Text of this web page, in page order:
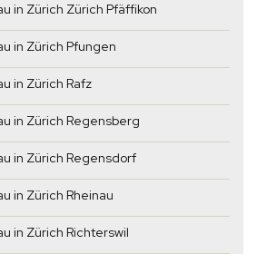
in Zürich Zürich Pfäffikon
in Zürich Pfungen
in Zürich Rafz
in Zürich Regensberg
in Zürich Regensdorf
in Zürich Rheinau
in Zürich Richterswil